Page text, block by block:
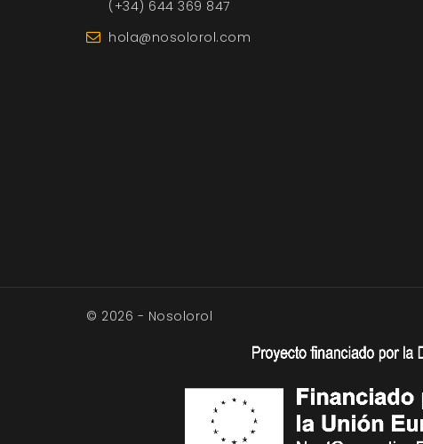
(+34) 644 369 847
hola@nosolorol.com
© 2026 - Nosolorol